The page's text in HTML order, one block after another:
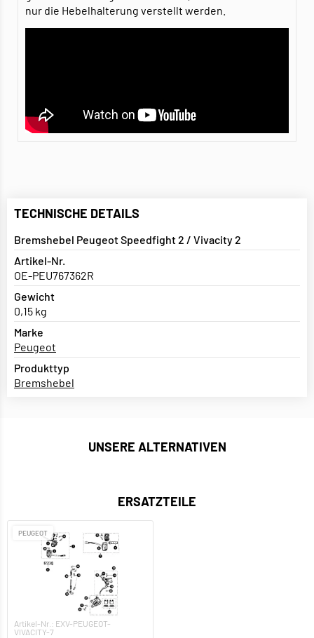
nur die Hebelhalterung verstellt werden.
TECHNISCHE DETAILS
Bremshebel Peugeot Speedfight 2 / Vivacity 2
Artikel-Nr.
OE-PEU767362R
Gewicht
0,15 kg
Marke
Peugeot
Produkttyp
Bremshebel
UNSERE ALTERNATIVEN
ERSATZTEILE
PEUGEOT
Artikel-Nr.: EXV-PEUGEOT-
VIVACITY-7